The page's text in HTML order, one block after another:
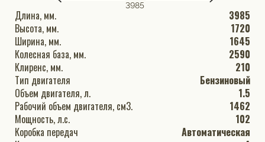
3985
Длина, мм.
3985
Высота, мм.
1720
Ширина, мм.
1645
Колесная база, мм.
2590
Клиренс, мм.
210
Тип двигателя
Бензиновый
Объем двигателя, л.
1.5
Рабочий объем двигателя, см3.
1462
Мощность, л.с.
102
Коробка передач
Автоматическая